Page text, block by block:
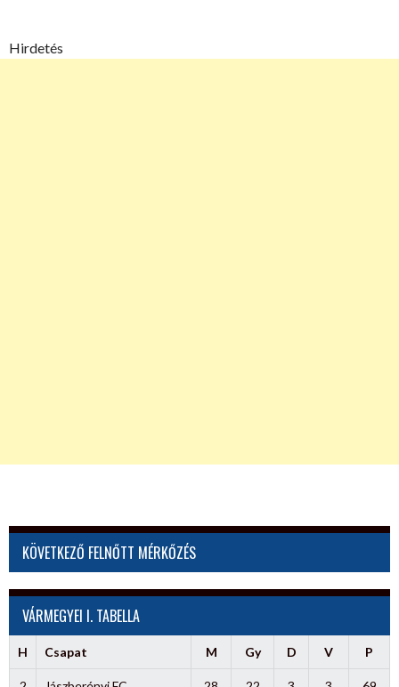
Hirdetés
KÖVETKEZŐ FELNŐTT MÉRKŐZÉS
VÁRMEGYEI I. TABELLA
H Csapat M Gy D V P